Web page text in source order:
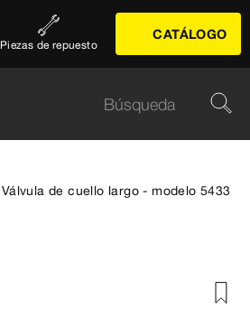
Piezas de repuesto
CATÁLOGO
Válvula de cuello largo - modelo 5433